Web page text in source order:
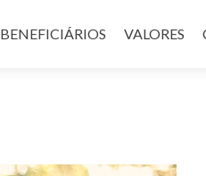
BENEFICIÁRIOS VALORES